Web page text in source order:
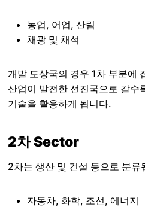
농업, 어업, 산림
채광 및 채석
개발 도상국의 경우 1차 부분에
산업이 발전한 선진국으로 갈수
기술을 활용하게 됩니다.
2차 Sector
2차는 생산 및 건설 등으로 분류
자동차, 화학, 조선, 에너지